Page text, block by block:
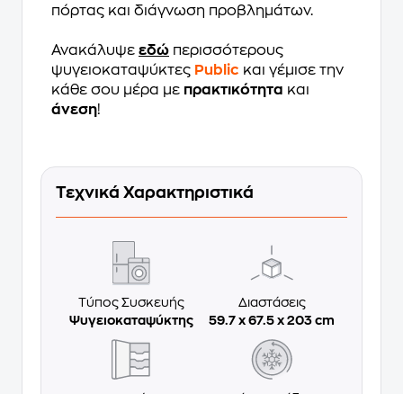
πόρτας και διάγνωση προβλημάτων.
Ανακάλυψε εδώ περισσότερους
ψυγειοκαταψύκτες Public και γέμισε την
κάθε σου μέρα με πρακτικότητα και
άνεση!
Τεχνικά Χαρακτηριστικά
Τύπος Συσκευής
Ψυγειοκαταψύκτης
Διαστάσεις
59.7 x 67.5 x 203 cm